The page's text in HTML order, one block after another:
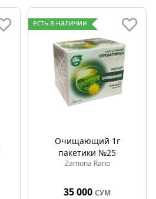
есть в наличии
Очищающий 1г
пакетики №25
Zamona Rano
35 000 СУМ